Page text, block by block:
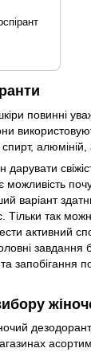
повинні
алюміній,
дарувати
можливість
варіант
Тільки так
активний
завдання
запобігання